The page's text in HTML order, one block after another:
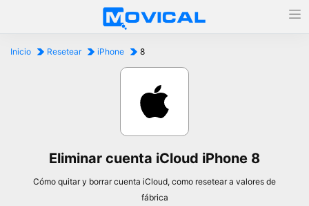
Inicio Resetear iPhone 8
Eliminar cuenta iCloud iPhone 8
Cómo quitar y borrar cuenta iCloud, como resetear a valores de
fábrica